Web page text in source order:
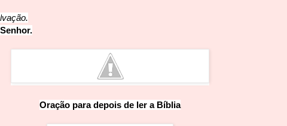
vação.
Oração para depois de ler a Bíblia